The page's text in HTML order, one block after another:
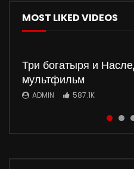
MOST LIKED VIDEOS
Три богатыря и
мультфильм
ADMIN 587.1K